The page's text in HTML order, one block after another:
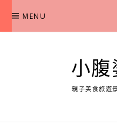
content
MENU
小腹
親子美食旅遊